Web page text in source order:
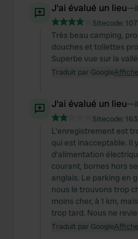
J'ai évalué un lieu—
Sitecode:
Très beau camping,
douches et toilettes
Superbe vue sur la
Traduit par Google
J'ai évalué un lieu—
Sitecode:
L'enregistrement est
qui est inacceptable. Il
d'alimentation
courant, bornes hors
anglais. Le parking en
nous le trouvons trop
moins cher, à 1 km,
trop tard. Nous ne
Traduit par Google